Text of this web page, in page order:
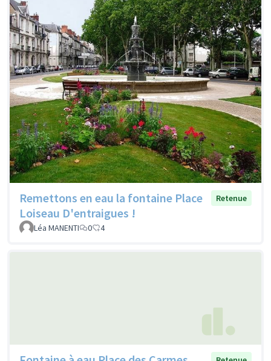
Remettons en eau la fontaine Place
Loiseau D'entraigues !
Retenue
Léa MANENTI 0 4